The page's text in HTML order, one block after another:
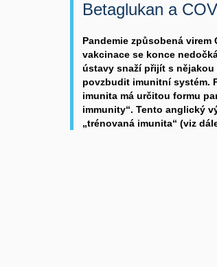
Betaglukan a
Pandemie způsobená virem
vakcinace se konce
ústavy snaží přijít s
povzbudit imunitní systém.
imunita má určitou formu
immunity“. Tento anglický
„trénovaná imunita“ (viz